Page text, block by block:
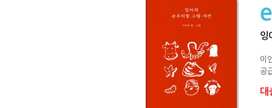
잉
이
공
대